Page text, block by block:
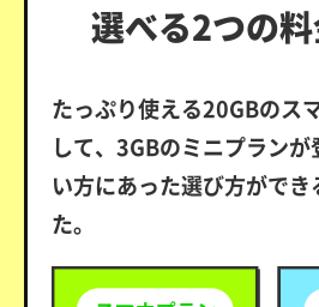
選べる2つの
たっぷり使える20GBのス
して、3GBのミニプラン
い方にあった選び方がで
た。